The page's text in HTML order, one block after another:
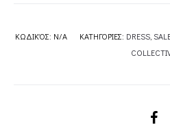
ΚΩΔΙΚΌΣ: N/A ΚΑΤΗΓΟΡΊΕΣ: DRESS,
SHARE